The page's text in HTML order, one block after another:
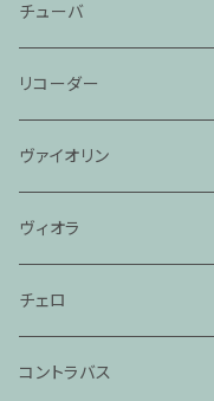
チューバ
リコーダー
ヴァイオリン
ヴィオラ
チェロ
コントラバス